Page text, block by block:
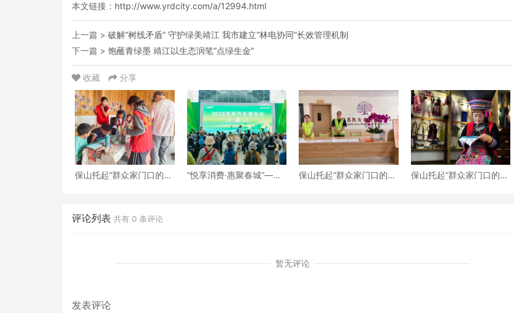
本文链接： http://www.yrdcity.com/a/12994.html
上一篇 > 破解“树线矛盾” 守护绿美靖江 我市建立“林电协同”长效管理机制
下一篇 > 饱蘸青绿墨 靖江以生态润笔“点绿生金”
收藏 分享
保山托起“群众家门口的幸
“悦享消费·惠聚春城”——
保山托起“群众家门口的幸
保山托起“群众家门口的幸
评论列表 共有 0 条评论
暂无评论
发表评论